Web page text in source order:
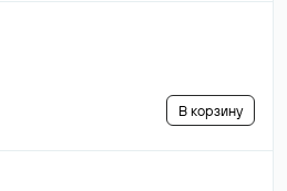
В корзину